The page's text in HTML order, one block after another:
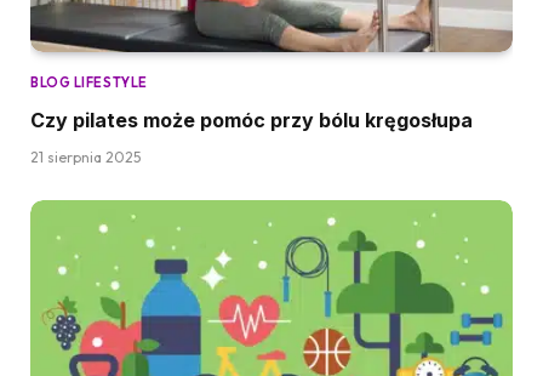
BLOG LIFESTYLE
Czy pilates może pomóc przy bólu kręgosłupa
21 sierpnia 2025